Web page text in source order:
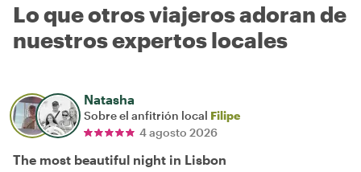
Lo que otros viajeros adoran de
nuestros expertos locales
Natasha
Sobre el anfitrión local Filipe
4 agosto 2026
The most beautiful night in Lisbon